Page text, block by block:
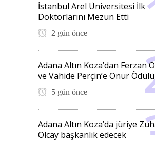
İstanbul Arel Üniversitesi İlk
Doktorlarını Mezun Etti
2 gün önce
Adana Altın Koza’dan Ferzan
ve Vahide Perçin’e Onur Ödülü
5 gün önce
Adana Altın Koza’da jüriye
Olcay başkanlık edecek